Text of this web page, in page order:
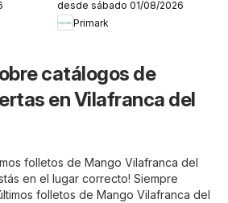
desde sábado 01/08/2026
Primark
catálogos de
en Vilafranca del
folletos de Mango Vilafranca del
en el lugar correcto! Siempre
folletos de Mango Vilafranca del